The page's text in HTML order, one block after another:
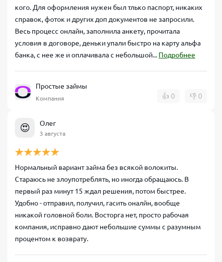
кого. Для оформления нужен был тлько паспорт, никаких
справок, фоток и других доп документов не запросили.
Весь процесс онлайн, заполнила анкету, прочитала
условия в договоре, деньки упали быстро на карту альфа
банка, с нее же и оплачивала с небольшой... Подробнее
Простые займы
Компания 👍 0 👎 0
😍 Олег
3 августа
Нормальный вариант займа без всякой волокиты.
Стараюсь не злоупотреблять, но иногда обращаюсь. В
первый раз минут 15 ждал решения, потом быстрее.
Удобно - отправил, получил, гасить оналйн, вообще
никакой головной боли. Восторга нет, просто рабочая
компания, исправно дают небольшие суммы с разумным
процентом к возврату.